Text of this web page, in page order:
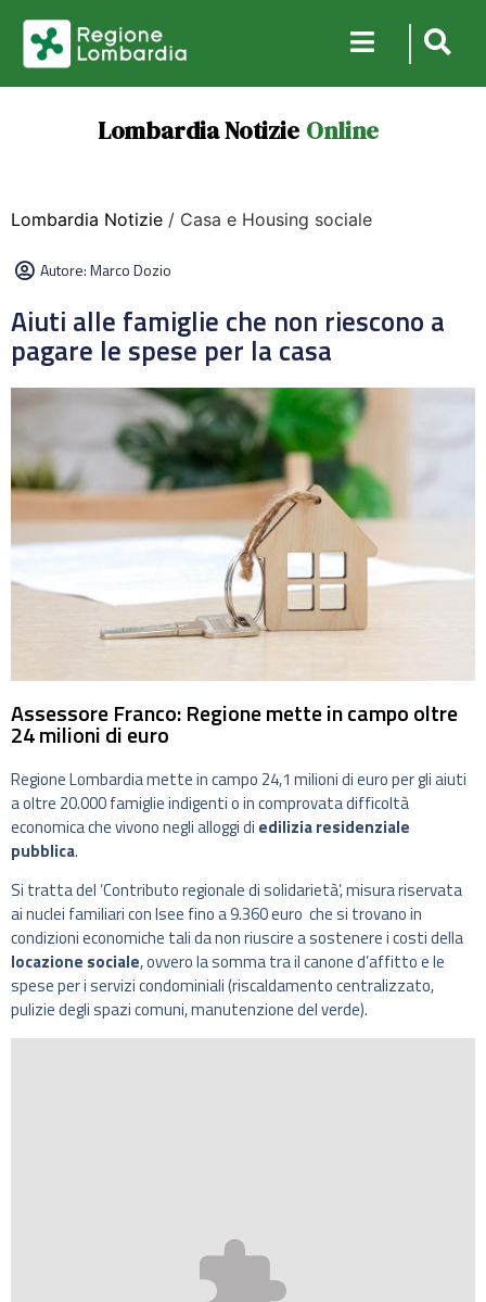
Lombardia Notizie Online
Lombardia Notizie / Casa e Housing sociale
Autore:Marco Dozio
Aiuti alle famiglie che non riescono a
pagare le spese per la casa
Assessore Franco: Regione mette in campo oltre
24 milioni di euro
Regione Lombardia mette in campo 24,1 milioni di euro per gli aiuti
a oltre 20.000 famiglie indigenti o in comprovata difficoltà
economica che vivono negli alloggi di edilizia residenziale
pubblica.
Si tratta del ‘Contributo regionale di solidarietà’, misura riservata
ai nuclei familiari con Isee fino a 9.360 euro che si trovano in
condizioni economiche tali da non riuscire a sostenere i costi della
locazione sociale, ovvero la somma tra il canone d’affitto e le
spese per i servizi condominiali (riscaldamento centralizzato,
pulizie degli spazi comuni, manutenzione del verde).